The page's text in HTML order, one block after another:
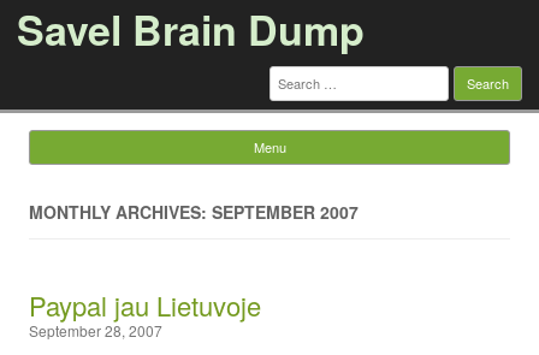
Savel Brain Dump
Search
for:
Menu
MONTHLY ARCHIVES: SEPTEMBER 2007
Paypal jau Lietuvoje
September 28, 2007